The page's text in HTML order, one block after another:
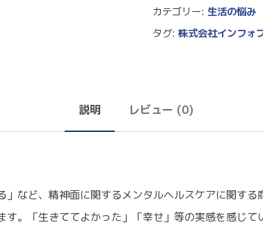
カテゴリー: 生活の悩み
タグ: 株式会社インフォ
説明 レビュー (0)
」など、精神面に関するメンタルヘルスケアに関す
。「生きててよかった」「幸せ」等の実感を感じて